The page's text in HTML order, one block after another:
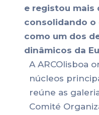
e registou mais
consolidando o
como um dos
dinâmicos da
A ARCOlisboa
núcleos
reúne as
Comité